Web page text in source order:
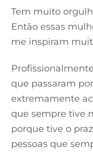
Tem muito
Então essas
me inspiram
que passaram
extremamente
que sempre tive
porque tive o
pessoas que